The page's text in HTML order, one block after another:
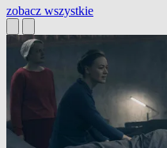
zobacz wszystkie